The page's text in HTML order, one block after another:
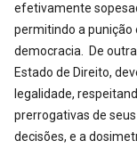
efetivamente
permitindo a
democracia. De
Estado de Direito,
legalidade,
prerrogativas de
decisões, e a